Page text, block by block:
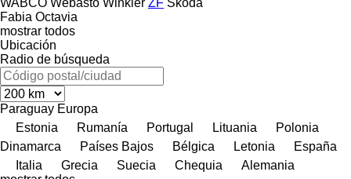
Fabia Octavia
mostrar todos
Ubicación
Radio de búsqueda
Paraguay Europa
Estonia
Rumanía Portugal Lituania
Polonia
Dinamarca
Países Bajos Bélgica Letonia
España
Italia
Grecia Suecia Chequia
Alemania